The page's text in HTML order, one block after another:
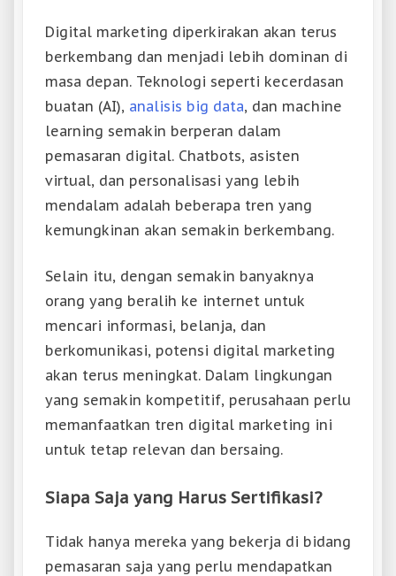
Digital marketing diperkirakan akan terus
berkembang dan menjadi lebih dominan di
masa depan. Teknologi seperti kecerdasan
buatan (AI), analisis big data, dan machine
learning semakin berperan dalam
pemasaran digital. Chatbots, asisten
virtual, dan personalisasi yang lebih
mendalam adalah beberapa tren yang
kemungkinan akan semakin berkembang.
Selain itu, dengan semakin banyaknya
orang yang beralih ke internet untuk
mencari informasi, belanja, dan
berkomunikasi, potensi digital marketing
akan terus meningkat. Dalam lingkungan
yang semakin kompetitif, perusahaan perlu
memanfaatkan tren digital marketing ini
untuk tetap relevan dan bersaing.
Siapa Saja yang Harus Sertifikasi?
Tidak hanya mereka yang bekerja di bidang
pemasaran saja yang perlu mendapatkan